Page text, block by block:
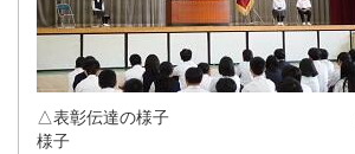
△表彰伝達の様子 △生徒
様子